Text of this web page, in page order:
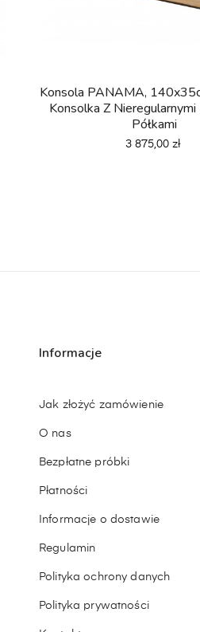
Konsola PANAMA,
Konsolka Z
Półkami
Cena
3 875,00 zł
Informacje
Jak złożyć zamówienie
O nas
Bezpłatne próbki
Płatności
Informacje o dostawie
Regulamin
Polityka ochrony danych
Polityka prywatności